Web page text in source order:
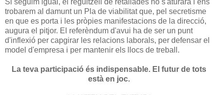
Si seguim igual, el reguitzell de retallades no s'aturarà i ens
trobarem al damunt un Pla de viabilitat que, pel secretisme
en que es porta i les pròpies manifestacions de la direcció,
augura el pitjor. El referèndum d'avui ha de ser un punt
d'inflexió per capgirar les relacions laborals, per defensar el
model d'empresa i per mantenir els llocs de treball.
La teva participació és indispensable. El futur de tots
està en joc.